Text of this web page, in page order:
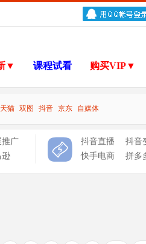
▼ 课程试看 购买VIP▼
天猫 双图 抖音 京东 自媒体
推广
逊
抖音直播 抖音
快手电商
拼多